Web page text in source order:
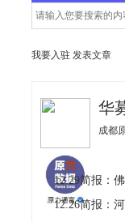
我要入驻 发表文章
华
成都
12.29简报：
12.26简报：